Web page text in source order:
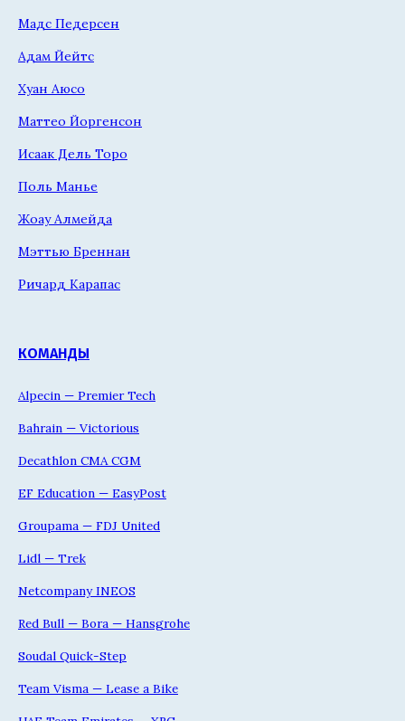
Мадс Педерсен
Адам Йейтс
Хуан Аюсо
Маттео Йоргенсон
Исаак Дель Торо
Поль Манье
Жоау Алмейда
Мэттью Бреннан
Ричард Карапас
КОМАНДЫ
Alpecin — Premier Tech
Bahrain — Victorious
Decathlon CMA CGM
EF Education — EasyPost
Groupama — FDJ United
Lidl — Trek
Netcompany INEOS
Red Bull — Bora — Hansgrohe
Soudal Quick-Step
Team Visma — Lease a Bike